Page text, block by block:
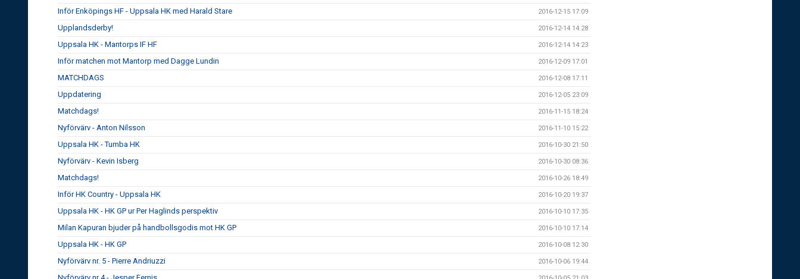
Inför Enköpings HF - Uppsala HK med Harald Stare 2016-12-15 17:09
Upplandsderby! 2016-12-14 14:28
Uppsala HK - Mantorps IF HF 2016-12-14 14:23
Inför matchen mot Mantorp med Dagge Lundin 2016-12-09 17:01
MATCHDAGS 2016-12-08 17:11
Uppdatering 2016-12-05 23:09
Matchdags! 2016-11-15 18:24
Nyförvärv - Anton Nilsson 2016-11-10 15:22
Uppsala HK - Tumba HK 2016-10-30 21:50
Nyförvärv - Kevin Isberg 2016-10-30 08:36
Matchdags! 2016-10-26 18:49
Inför HK Country - Uppsala HK 2016-10-20 19:37
Uppsala HK - HK GP ur Per Haglinds perspektiv 2016-10-10 17:35
Milan Kapuran bjuder på handbollsgodis mot HK GP 2016-10-10 17:14
Uppsala HK - HK GP 2016-10-08 12:30
Nyförvärv nr. 5 - Pierre Andriuzzi 2016-10-06 19:44